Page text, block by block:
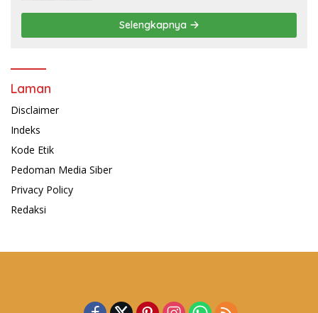
Selengkapnya
Laman
Disclaimer
Indeks
Kode Etik
Pedoman Media Siber
Privacy Policy
Redaksi